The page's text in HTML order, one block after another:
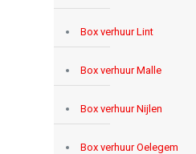
Box verhuur Lint
Box verhuur Malle
Box verhuur Nijlen
Box verhuur Oelegem